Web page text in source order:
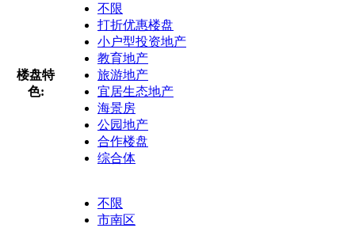
楼盘特
色:
不限
打折优惠楼盘
小户型投资地产
教育地产
旅游地产
宜居生态地产
海景房
公园地产
合作楼盘
综合体
不限
市南区